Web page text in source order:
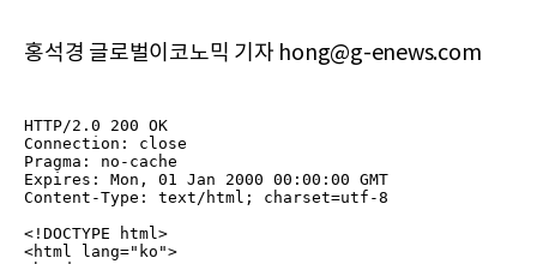
홍석경 글로벌이코노믹 기자 hong@g-enews.com